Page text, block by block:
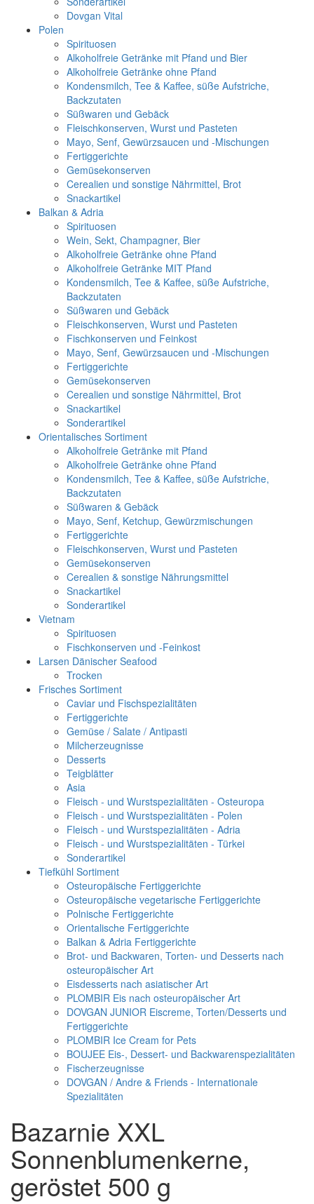
Dovgan Vital
Polen
Spirituosen
Alkoholfreie Getränke mit Pfand und Bier
Alkoholfreie Getränke ohne Pfand
Kondensmilch, Tee & Kaffee, süße Aufstriche,
Backzutaten
Süßwaren und Gebäck
Fleischkonserven, Wurst und Pasteten
Mayo, Senf, Gewürzsaucen und -Mischungen
Fertiggerichte
Gemüsekonserven
Cerealien und sonstige Nährmittel, Brot
Snackartikel
Balkan & Adria
Spirituosen
Wein, Sekt, Champagner, Bier
Alkoholfreie Getränke ohne Pfand
Alkoholfreie Getränke MIT Pfand
Kondensmilch, Tee & Kaffee, süße Aufstriche,
Backzutaten
Süßwaren und Gebäck
Fleischkonserven, Wurst und Pasteten
Fischkonserven und Feinkost
Mayo, Senf, Gewürzsaucen und -Mischungen
Fertiggerichte
Gemüsekonserven
Cerealien und sonstige Nährmittel, Brot
Snackartikel
Sonderartikel
Orientalisches Sortiment
Alkoholfreie Getränke mit Pfand
Alkoholfreie Getränke ohne Pfand
Kondensmilch, Tee & Kaffee, süße Aufstriche,
Backzutaten
Süßwaren & Gebäck
Mayo, Senf, Ketchup, Gewürzmischungen
Fertiggerichte
Fleischkonserven, Wurst und Pasteten
Gemüsekonserven
Cerealien & sonstige Nährungsmittel
Snackartikel
Sonderartikel
Vietnam
Spirituosen
Fischkonserven und -Feinkost
Larsen Dänischer Seafood
Trocken
Frisches Sortiment
Caviar und Fischspezialitäten
Fertiggerichte
Gemüse / Salate / Antipasti
Milcherzeugnisse
Desserts
Teigblätter
Asia
Fleisch - und Wurstspezialitäten - Osteuropa
Fleisch - und Wurstspezialitäten - Polen
Fleisch - und Wurstspezialitäten - Adria
Fleisch - und Wurstspezialitäten - Türkei
Sonderartikel
Tiefkühl Sortiment
Osteuropäische Fertiggerichte
Osteuropäische vegetarische Fertiggerichte
Polnische Fertiggerichte
Orientalische Fertiggerichte
Balkan & Adria Fertiggerichte
Brot- und Backwaren, Torten- und Desserts nach
osteuropäischer Art
Eisdesserts nach asiatischer Art
PLOMBIR Eis nach osteuropäischer Art
DOVGAN JUNIOR Eiscreme, Torten/Desserts und
Fertiggerichte
PLOMBIR Ice Cream for Pets
BOUJEE Eis-, Dessert- und Backwarenspezialitäten
Fischerzeugnisse
DOVGAN / Andre & Friends - Internationale
Spezialitäten
Bazarnie XXL
Sonnenblumenkerne,
geröstet 500 g